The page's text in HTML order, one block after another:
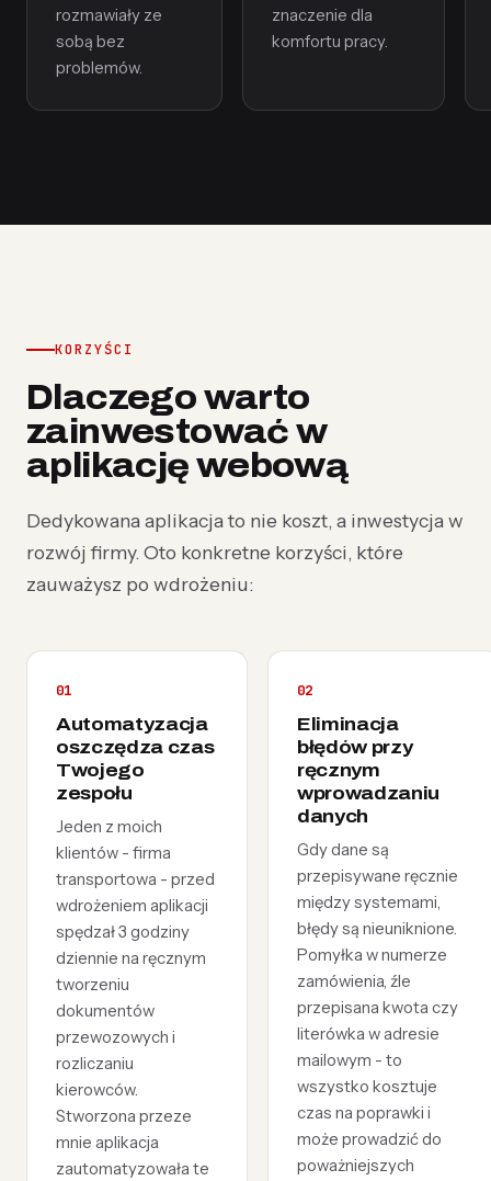
rozmawiały ze
sobą bez
problemów.
znaczenie dla
komfortu pracy.
KORZYŚCI
Dlaczego warto
zainwestować w
aplikację webową
Dedykowana aplikacja to nie koszt, a inwestycja w
rozwój firmy. Oto konkretne korzyści, które
zauważysz po wdrożeniu:
01
Automatyzacja
oszczędza czas
Twojego
zespołu
Jeden z moich
klientów - firma
transportowa - przed
wdrożeniem aplikacji
spędzał 3 godziny
dziennie na ręcznym
tworzeniu
dokumentów
przewozowych i
rozliczaniu
kierowców.
Stworzona przeze
mnie aplikacja
zautomatyzowała te
02
Eliminacja
błędów przy
ręcznym
wprowadzaniu
danych
Gdy dane są
przepisywane ręcznie
między systemami,
błędy są nieuniknione.
Pomyłka w numerze
zamówienia, źle
przepisana kwota czy
literówka w adresie
mailowym - to
wszystko kosztuje
czas na poprawki i
może prowadzić do
poważniejszych